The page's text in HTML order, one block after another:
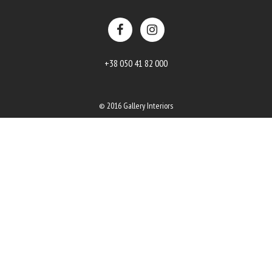
+38 050 41 82 000
© 2016 Gallery Interiors